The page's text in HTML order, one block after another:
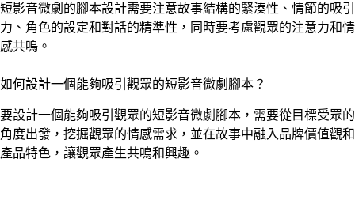
短影音微劇的腳本設計需要注意故事結構的緊湊性、情節的吸引
力、角色的設定和對話的精準性，同時要考慮觀眾的注意力和情
感共鳴。
如何設計一個能夠吸引觀眾的短影音微劇腳本？
要設計一個能夠吸引觀眾的短影音微劇腳本，需要從目標受眾的
角度出發，挖掘觀眾的情感需求，並在故事中融入品牌價值觀和
產品特色，讓觀眾產生共鳴和興趣。